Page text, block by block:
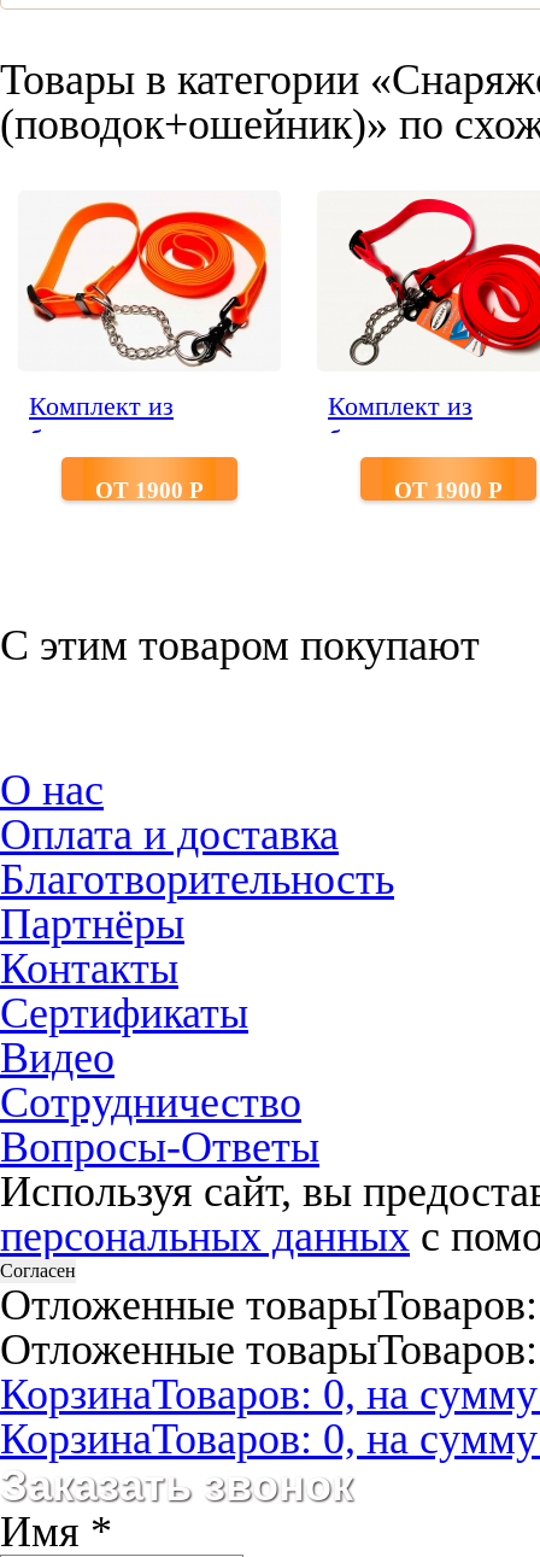
Товары в категории
(поводок+ошейник)» по
Комплект из
биотана гриппи
оранжевый ошейник
ОТ 1900 P
Комплект из
биотана гриппи
ошейник на
ОТ 1900 P
С этим товаром покупают
О нас
Оплата и доставка
Благотворительность
Партнёры
Контакты
Сертификаты
Видео
Сотрудничество
Вопросы-Ответы
Используя сайт, вы
персональных данных с
Согласен
Отложенные товары
Отложенные товары
КорзинаТоваров: 0, на
КорзинаТоваров: 0, на
Заказать звонок
Имя *